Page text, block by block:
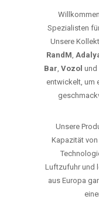
Spezialisten
Unsere
RandM,
Bar, Vozol und
entwickelt, um
Unsere
Kapazität
Luftzufuhr und
aus Europa